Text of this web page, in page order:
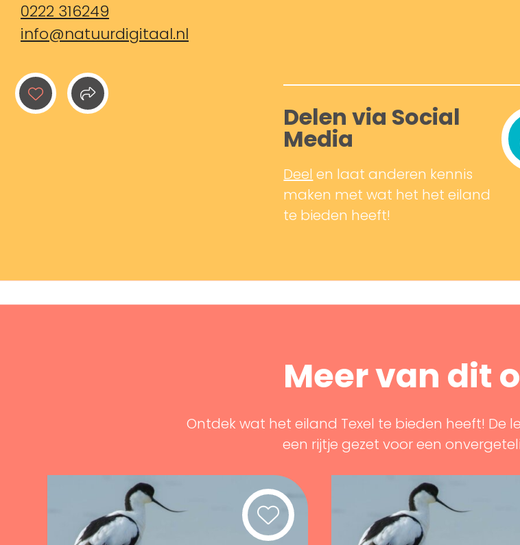
0222 316249
info@natuurdigitaal.nl
Delen via Social
Media
Deel en laat anderen kennis
maken met wat het het eiland
te bieden heeft!
Meer van dit
Ontdek wat het eiland Texel te bieden heeft! De
een rijtje gezet voor een